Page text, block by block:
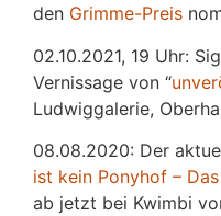
den Grimme-Preis
02.10.2021, 19 Uhr:
Vernissage von “
Ludwiggalerie,
08.08.2020: Der
ist kein Ponyhof –
ab jetzt bei Kwimbi